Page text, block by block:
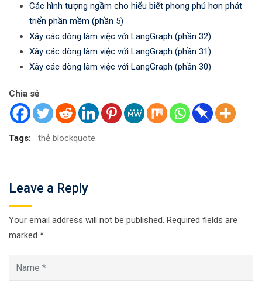
Các hình tượng ngầm cho hiểu biết phong phú hơn phát
triển phần mềm (phần 5)
Xây các dòng làm việc với LangGraph (phần 32)
Xây các dòng làm việc với LangGraph (phần 31)
Xây các dòng làm việc với LangGraph (phần 30)
Chia sẻ
Tags: thẻ blockquote
Leave a Reply
Your email address will not be published. Required fields are
marked *